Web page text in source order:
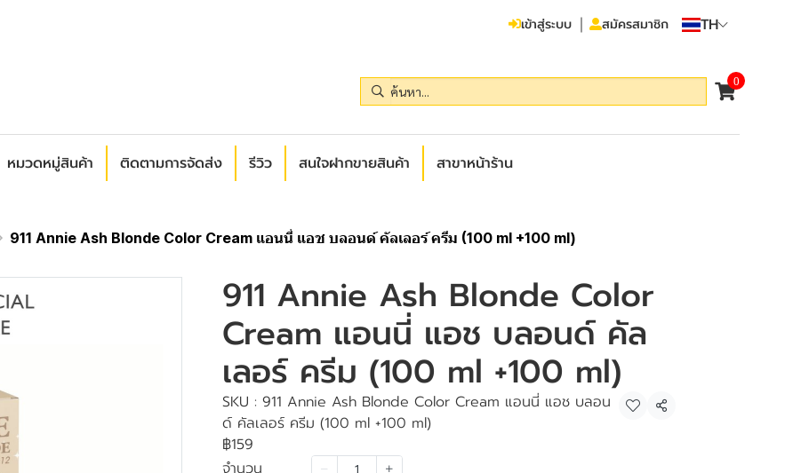
เข้าสู่ระบบ สมัครสมาชิก TH
0
หมวดหมู่สินค้า ติดตามการจัดส่ง รีวิว สนใจฝากขายสินค้า สาขาหน้าร้าน
911 Annie Ash Blonde Color Cream แอนนี่ แอช บลอนด์ คัลเลอร์ ครีม (100 ml +100 ml)
911 Annie Ash Blonde Color
Cream แอนนี่ แอช บลอนด์ คัล
เลอร์ ครีม (100 ml +100 ml)
SKU : 911 Annie Ash Blonde Color Cream แอนนี่ แอช บลอน
ด์ คัลเลอร์ ครีม (100 ml +100 ml)
แชร์
฿159
จำนวน